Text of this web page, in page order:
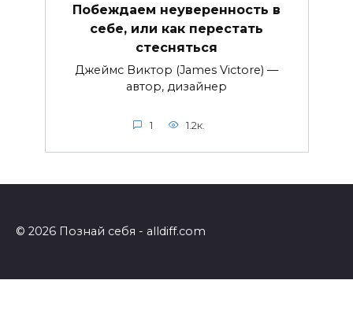
Побеждаем неуверенность в
себе, или как перестать
стесняться
Джеймс Виктор (James Victore) —
автор, дизайнер
1 1.2к.
© 2026 Познай себя - alldiff.com